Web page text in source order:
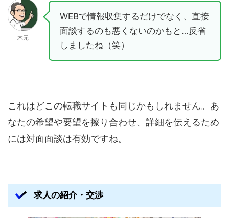
木元
WEBで情報収集するだけでなく、直接
面談するのも悪くないのかもと…反省
しましたね（笑）
これはどこの転職サイトも同じかもしれません。あ
なたの希望や要望を擦り合わせ、詳細を伝えるため
には対面面談は有効ですね。
求人の紹介・交渉